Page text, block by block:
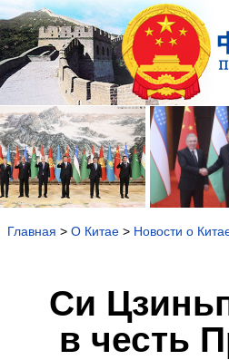
Главная > О Китае > Новости о
Си
в честь